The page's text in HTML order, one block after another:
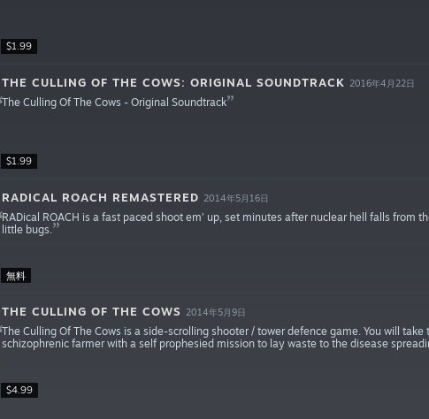
$1.99
$1.99
THE CULLING OF THE COWS: ORIGINAL SOUNDTRACK 2016年4月22日
The Culling Of The Cows - Original Soundtrack
無料
RADICAL ROACH REMASTERED 2014年5月16日
RADical ROACH is a fast paced shoot em’ up, set minutes after nuclear hell falls from
little bugs.
$4.99
THE CULLING OF THE COWS 2014年5月9日
The Culling Of The Cows is a side-scrolling shooter / tower defence game. You will
schizophrenic farmer with a self prophesied mission to lay waste to the disease